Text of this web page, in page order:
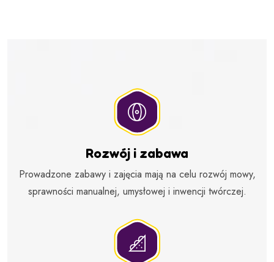
Rozwój i zabawa
Prowadzone zabawy i zajęcia mają na celu rozwój mowy,
sprawności manualnej, umysłowej i inwencji twórczej.